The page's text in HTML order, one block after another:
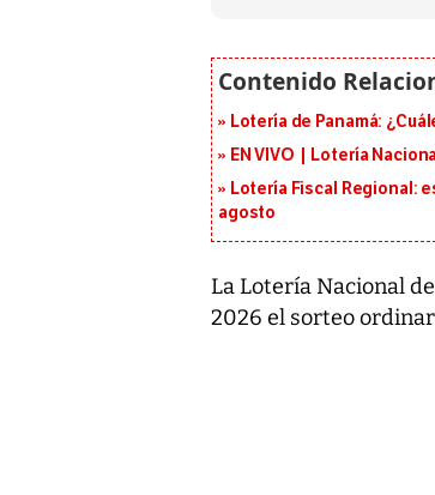
Lotería de Panamá:
EN VIVO | Lotería
Lotería Fiscal Regional:
agosto
La Lotería Nacional
2026 el sorteo